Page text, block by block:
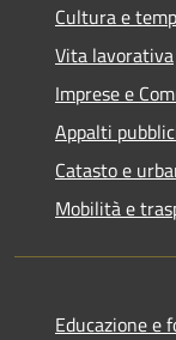
Cultura e
Vita lavorativa
Imprese e
Appalti
Catasto e
Mobilità e
Educazione e